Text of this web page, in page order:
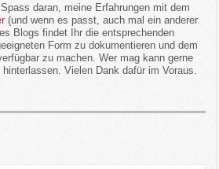
daran, meine Erfahrungen mit dem
(und wenn es passt, auch mal ein anderer
Blogs findet Ihr die entsprechenden
Form zu dokumentieren und dem
zu machen. Wer mag kann gerne
Vielen Dank dafür im Voraus.